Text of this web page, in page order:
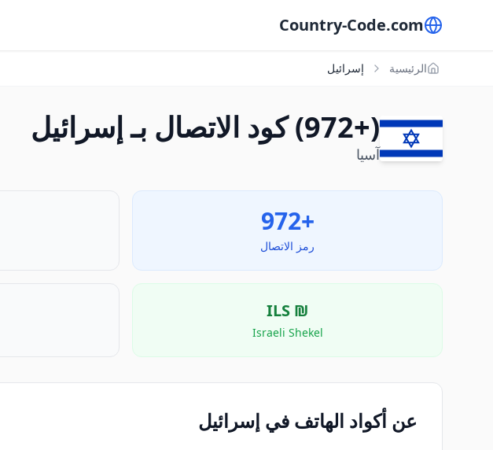
Country-Code.com
الرئيسية إسرائيل
(+972) كود الاتصال بـ إسرائيل
آسيا
+972
رمز الاتصال
₪
ILS
Israeli Shekel
عن أكواد الهاتف في إسرائيل